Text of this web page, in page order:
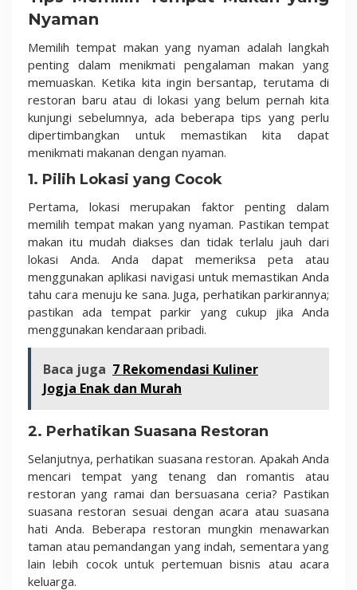
Nyaman
Memilih tempat makan yang nyaman adalah langkah
penting dalam menikmati pengalaman makan yang
memuaskan. Ketika kita ingin bersantap, terutama di
restoran baru atau di lokasi yang belum pernah kita
kunjungi sebelumnya, ada beberapa tips yang perlu
dipertimbangkan untuk memastikan kita dapat
menikmati makanan dengan nyaman.
1. Pilih Lokasi yang Cocok
Pertama, lokasi merupakan faktor penting dalam
memilih tempat makan yang nyaman. Pastikan tempat
makan itu mudah diakses dan tidak terlalu jauh dari
lokasi Anda. Anda dapat memeriksa peta atau
menggunakan aplikasi navigasi untuk memastikan Anda
tahu cara menuju ke sana. Juga, perhatikan parkirannya;
pastikan ada tempat parkir yang cukup jika Anda
menggunakan kendaraan pribadi.
Baca juga 7 Rekomendasi Kuliner
Jogja Enak dan Murah
2. Perhatikan Suasana Restoran
Selanjutnya, perhatikan suasana restoran. Apakah Anda
mencari tempat yang tenang dan romantis atau
restoran yang ramai dan bersuasana ceria? Pastikan
suasana restoran sesuai dengan acara atau suasana
hati Anda. Beberapa restoran mungkin menawarkan
taman atau pemandangan yang indah, sementara yang
lain lebih cocok untuk pertemuan bisnis atau acara
keluarga.